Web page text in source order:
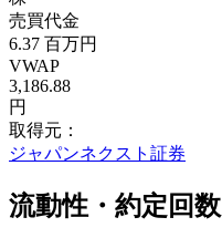
売買代金
6.37 百万円
VWAP
3,186.88
円
取得元：
ジャパンネクスト証券
流動性・約定回数